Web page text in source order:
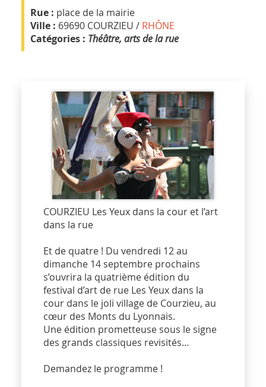
Rue : place de la mairie
Ville : 69690 COURZIEU / RHÔNE
Catégories : Théâtre, arts de la rue
COURZIEU Les Yeux dans la cour et l’art
dans la rue
Et de quatre ! Du vendredi 12 au
dimanche 14 septembre prochains
s’ouvrira la quatrième édition du
festival d’art de rue Les Yeux dans la
cour dans le joli village de Courzieu, au
cœur des Monts du Lyonnais.
Une édition prometteuse sous le signe
des grands classiques revisités…
Demandez le programme !